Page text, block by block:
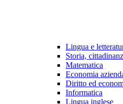
Lingua e
Storia,
Matematica
Economia
Diritto ed
Informatica
Lingua inglese